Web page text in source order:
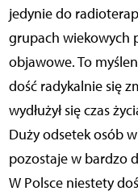
jedynie do
grupach wiekowych
objawowe. To
dość radykalnie się
wydłużył się czas
Duży odsetek osób
pozostaje w bardzo
W Polsce niestety